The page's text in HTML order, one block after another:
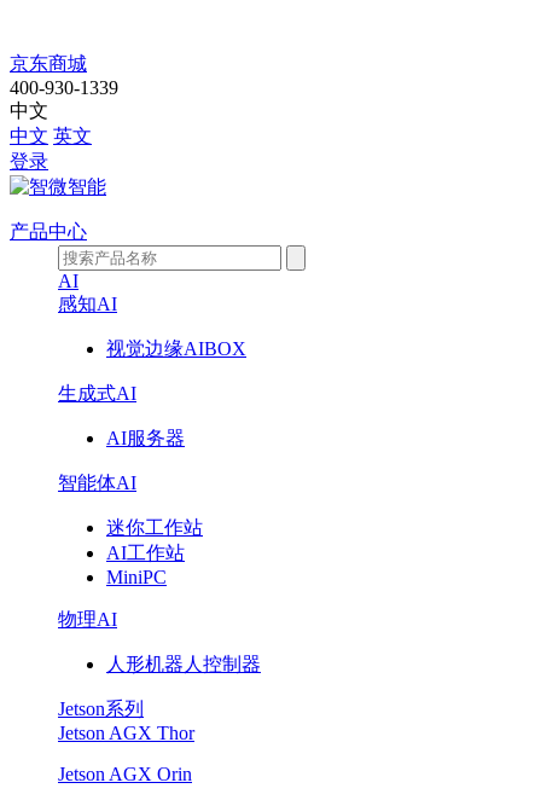
产
品
中
心
京东商城
400-930-1339
中文
中文 英文
登录
产品中心
AI
感知AI
视觉边缘AIBOX
生成式AI
AI服务器
智能体AI
迷你工作站
AI工作站
MiniPC
物理AI
人形机器人控制器
Jetson系列
Jetson AGX Thor
Jetson AGX Orin